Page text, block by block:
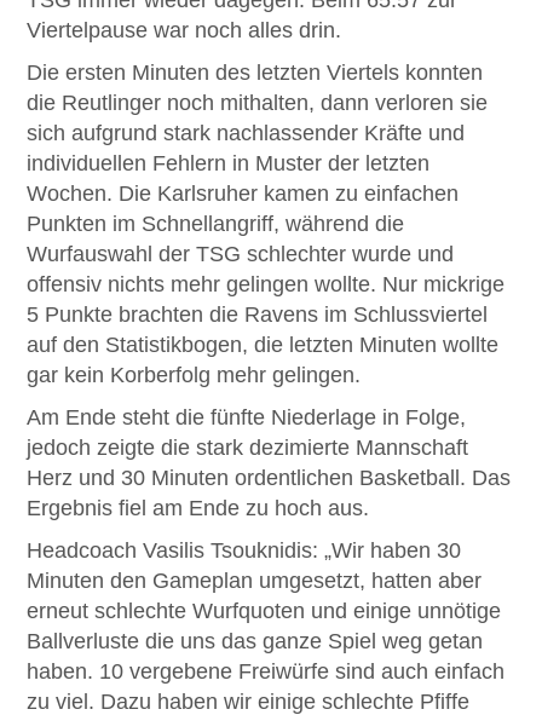
Viertelpause war noch alles drin.
Die ersten Minuten des letzten Viertels konnten
die Reutlinger noch mithalten, dann verloren sie
sich aufgrund stark nachlassender Kräfte und
individuellen Fehlern in Muster der letzten
Wochen. Die Karlsruher kamen zu einfachen
Punkten im Schnellangriff, während die
Wurfauswahl der TSG schlechter wurde und
offensiv nichts mehr gelingen wollte. Nur mickrige
5 Punkte brachten die Ravens im Schlussviertel
auf den Statistikbogen, die letzten Minuten wollte
gar kein Korberfolg mehr gelingen.
Am Ende steht die fünfte Niederlage in Folge,
jedoch zeigte die stark dezimierte Mannschaft
Herz und 30 Minuten ordentlichen Basketball. Das
Ergebnis fiel am Ende zu hoch aus.
Headcoach Vasilis Tsouknidis: „Wir haben 30
Minuten den Gameplan umgesetzt, hatten aber
erneut schlechte Wurfquoten und einige unnötige
Ballverluste die uns das ganze Spiel weg getan
haben. 10 vergebene Freiwürfe sind auch einfach
zu viel. Dazu haben wir einige schlechte Pfiffe